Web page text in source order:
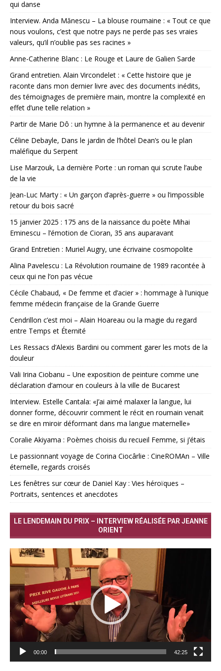
qui danse
Interview. Anda Mănescu – La blouse roumaine : « Tout ce que
nous voulons, c’est que notre pays ne perde pas ses vraies
valeurs, qu’il n’oublie pas ses racines »
Anne-Catherine Blanc : Le Rouge et Laure de Galien Sarde
Grand entretien. Alain Vircondelet : « Cette histoire que je
raconte dans mon dernier livre avec des documents inédits,
des témoignages de première main, montre la complexité en
effet d’une telle relation »
Partir de Marie Dô : un hymne à la permanence et au devenir
Céline Debayle, Dans le jardin de l’hôtel Dean’s ou le plan
maléfique du Serpent
Lise Marzouk, La dernière Porte : un roman qui scrute l’aube
de la vie
Jean-Luc Marty : « Un garçon d’après-guerre » ou l’impossible
retour du bois sacré
15 janvier 2025 : 175 ans de la naissance du poète Mihai
Eminescu – l’émotion de Cioran, 35 ans auparavant
Grand Entretien : Muriel Augry, une écrivaine cosmopolite
Alina Pavelescu : La Révolution roumaine de 1989 racontée à
ceux qui ne l’on pas vécue
Cécile Chabaud, « De femme et d’acier » : hommage à l’unique
femme médecin française de la Grande Guerre
Cendrillon c’est moi – Alain Hoareau ou la magie du regard
entre Temps et Éternité
Les Ressacs d’Alexis Bardini ou comment garer les mots de la
douleur
Vali Irina Ciobanu – Une exposition de peinture comme une
déclaration d’amour en couleurs à la ville de Bucarest
Interview. Estelle Cantala: «J’ai aimé malaxer la langue, lui
donner forme, découvrir comment le récit en roumain venait
se dire en miroir déformant dans ma langue maternelle»
Coralie Akiyama : Poèmes choisis du recueil Femme, si j’étais
Le passionnant voyage de Corina Ciocârlie : CineROMAn – Ville
éternelle, regards croisés
Les fenêtres sur cœur de Daniel Kay : Vies héroïques –
Portraits, sentences et anecdotes
LE LENDEMAIN DU PRIX – INTERVIEW RÉALISÉE PAR JEANNE
ORIENT
Lecteur
vidéo
00:00 42:25